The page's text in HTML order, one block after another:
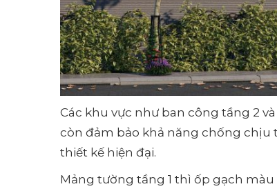
Các khu vực như ban công tầng 2
còn đảm bảo khả năng chống chịu
thiết kế hiện đại.
Mảng tường tầng 1 thì ốp gạch